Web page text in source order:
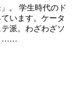
。 学生時代のド
います。ケータ
派。わざわざソ
……